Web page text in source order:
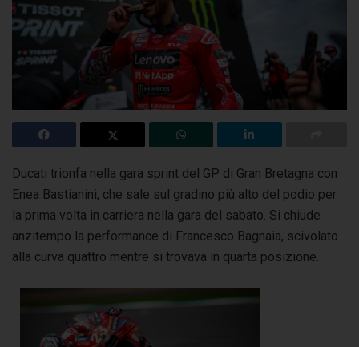
Ducati trionfa nella gara sprint del GP di Gran Bretagna con
Enea Bastianini, che sale sul gradino più alto del podio per
la prima volta in carriera nella gara del sabato. Si chiude
anzitempo la performance di Francesco Bagnaia, scivolato
alla curva quattro mentre si trovava in quarta posizione.